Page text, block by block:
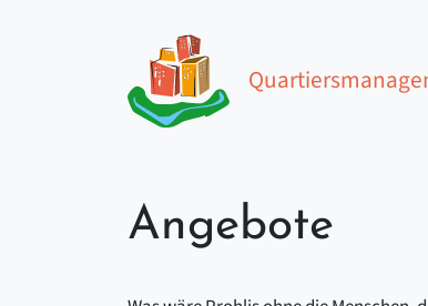
Hauptnavigation
Angebote